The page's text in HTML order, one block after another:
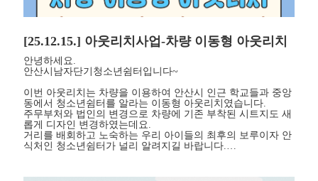
[25.12.15.] 아웃리치사업-차량 이동형 아웃리치
안녕하세요.
안산시남자단기청소년쉼터입니다~
이번 아웃리치는 차량을 이용하여 안산시 인근 학교들과 중앙
동에서 청소년쉼터를 알라는 이동형 아웃리치였습니다.
주무부처와 법인의 변경으로 차량에 기존 부착된 시트지도 새
롭게 디자인 변경하였는데요.
거리를 배회하고 노숙하는 우리 아이들의 최후의 보루이자 안
식처인 청소년쉼터가 널리 알려지길 바랍니다.…